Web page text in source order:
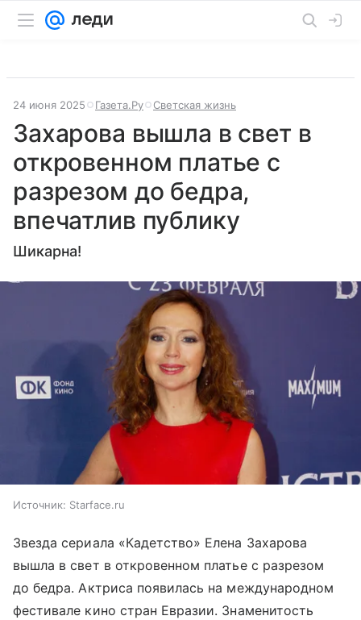
24 июня 2025 Газета.Ру Светская жизнь
Захарова вышла в свет в
откровенном платье с
разрезом до бедра,
впечатлив публику
Шикарна!
Источник: Starface.ru
Звезда сериала «Кадетство» Елена Захарова
вышла в свет в откровенном платье с разрезом
до бедра. Актриса появилась на международном
фестивале кино стран Евразии. Знаменитость